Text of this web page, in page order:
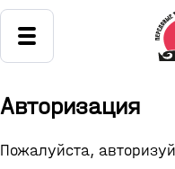
Авторизация
Пожалуйста,